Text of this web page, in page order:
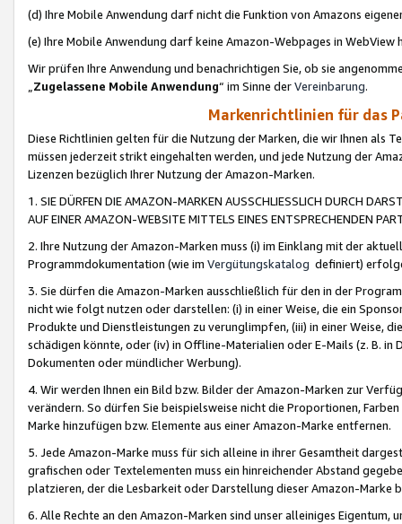
(d) Ihre Mobile Anwendung darf nicht die Funktion von Amazons
(e) Ihre Mobile Anwendung darf keine Amazon-Webpages in WebView
Wir prüfen Ihre Anwendung und benachrichtigen Sie, ob sie
„Zugelassene Mobile Anwendung“ im Sinne derVereinbarung.
Markenrichtlinien für das
Diese Richtlinien gelten für die Nutzung der Marken, die wir Ihnen als
müssen jederzeit strikt eingehalten werden, und jede Nutzung der
Lizenzen bezüglich Ihrer Nutzung der Amazon-Marken.
1. SIE DÜRFEN DIE AMAZON-MARKEN AUSSCHLIESSLICH DURCH
AUF EINER AMAZON-WEBSITE MITTELS EINES ENTSPRECHENDEN
2. Ihre Nutzung der Amazon-Marken muss (i) im Einklang mit der
Programmdokumentation (wie im Vergütungskatalog definiert)
3. Sie dürfen die Amazon-Marken ausschließlich für den in der
nicht wie folgt nutzen oder darstellen: (i) in einer Weise, die ein
Produkte und Dienstleistungen zu verunglimpfen, (iii) in einer Weise,
schädigen könnte, oder (iv) in Offline-Materialien oder E-Mails (z. B. in
Dokumenten oder mündlicher Werbung).
4. Wir werden Ihnen ein Bild bzw. Bilder der Amazon-Marken zur
verändern. So dürfen Sie beispielsweise nicht die Proportionen,
Marke hinzufügen bzw. Elemente aus einer Amazon-Marke entfernen.
5. Jede Amazon-Marke muss für sich alleine in ihrer Gesamtheit
grafischen oder Textelementen muss ein hinreichender Abstand
platzieren, der die Lesbarkeit oder Darstellung dieser Amazon-Marke
6. Alle Rechte an den Amazon-Marken sind unser alleiniges